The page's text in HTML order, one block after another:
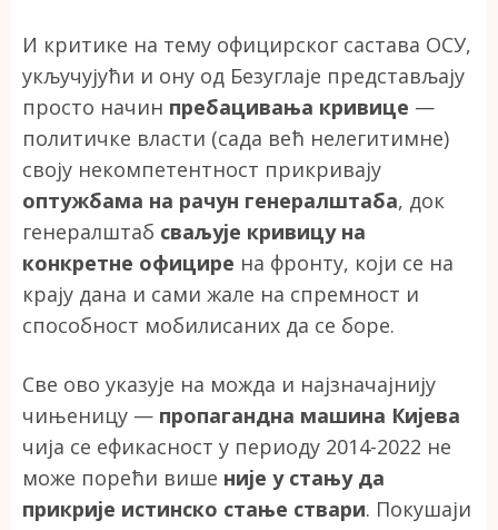
И критике на тему официрског састава ОСУ,
укључујући и ону од Безуглаје представљају
просто начин пребацивања кривице —
политичке власти (сада већ нелегитимне)
своју некомпетентност прикривају
оптужбама на рачун генералштаба, док
генералштаб сваљује кривицу на
конкретне официре на фронту, који се на
крају дана и сами жале на спремност и
способност мобилисаних да се боре.
Све ово указује на можда и најзначајнију
чињеницу — пропагандна машина Кијева
чија се ефикасност у периоду 2014-2022 не
може порећи више није у стању да
прикрије истинско стање ствари. Покушаји